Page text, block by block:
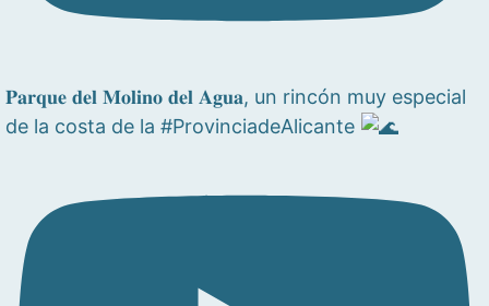
𝐏𝐚𝐫𝐪𝐮𝐞 𝐝𝐞𝐥 𝐌𝐨𝐥𝐢𝐧𝐨 𝐝𝐞𝐥 𝐀𝐠𝐮𝐚, un rincón muy especial
de la costa de la #ProvinciadeAlicante